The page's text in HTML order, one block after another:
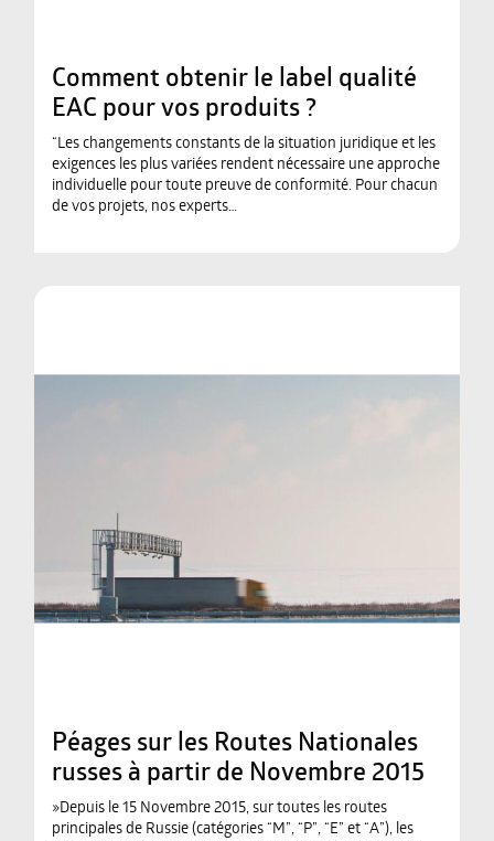
Comment obtenir le label qualité
EAC pour vos produits ?
“Les changements constants de la situation juridique et les
exigences les plus variées rendent nécessaire une approche
individuelle pour toute preuve de conformité. Pour chacun
de vos projets, nos experts…
Péages sur les Routes Nationales
russes à partir de Novembre 2015
»Depuis le 15 Novembre 2015, sur toutes les routes
principales de Russie (catégories “M”, “P”, “E” et “A”), les